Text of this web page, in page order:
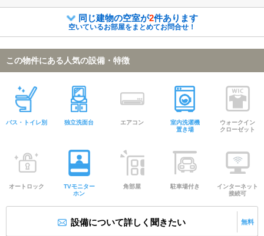
同じ建物の空室が2件あります
空いているお部屋をまとめてお問合せ！
この物件にある人気の設備・特徴
バス・トイレ別 独立洗面台 エアコン
室内洗濯機
置き場
ウォークイン
クローゼット
オートロック
TVモニター
ホン
角部屋 駐車場付き
インターネット
接続可
設備について詳しく聞きたい 無料